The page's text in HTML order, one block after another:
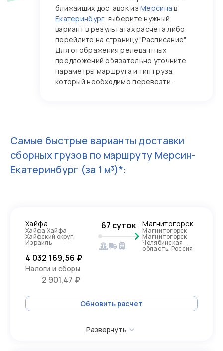
ближайших доставок изМерсина в
Екатеринбург, выберите нужный
вариант в результатах расчета либо
перейдите на страницу "Расписание".
Для отображения релевантных
предложений обязательно уточните
параметры маршрута и тип груза,
который необходимо перевезти.
Самые быстрые варианты доставки
сборных грузов по маршруту Мерсин-
Екатеринбург (за 1 м³)*:
Хайфа
Хайфа Хайфа
Хайфский округ,
Израиль
67 суток Магнитогорск
Магнитогорск
Магнитогорск
Челябинская
область, Россия
4 032 169,56 ₽
Налоги и сборы
2 901,47 ₽
Обновить расчет
Развернуть